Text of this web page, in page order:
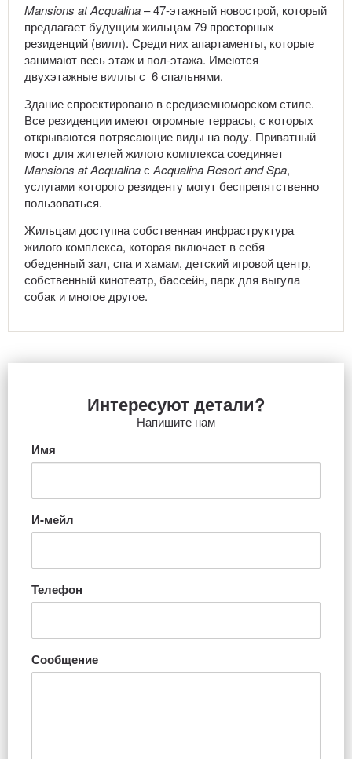
Mansions atAcqualina– 47-этажный новострой, который
предлагает будущим жильцам 79 просторных
резиденций (вилл). Среди них апартаменты, которые
занимают весь этаж и пол-этажа. Имеются
двухэтажные виллы с 6 спальнями.
Здание спроектировано в средиземноморском стиле.
Все резиденции имеют огромные террасы, с которых
открываются потрясающие виды на воду. Приватный
мост для жителей жилого комплекса соединяет
Mansions atAcqualinaс Acqualina ResortandSpa,
услугами которого резиденту могут беспрепятственно
пользоваться.
Жильцам доступна собственная инфраструктура
жилого комплекса, которая включает в себя
обеденный зал, спа и хамам, детский игровой центр,
собственный кинотеатр, бассейн, парк для выгула
собак и многое другое.
Интересуют детали?
Напишите нам
Имя
И-мейл
Телефон
Сообщение